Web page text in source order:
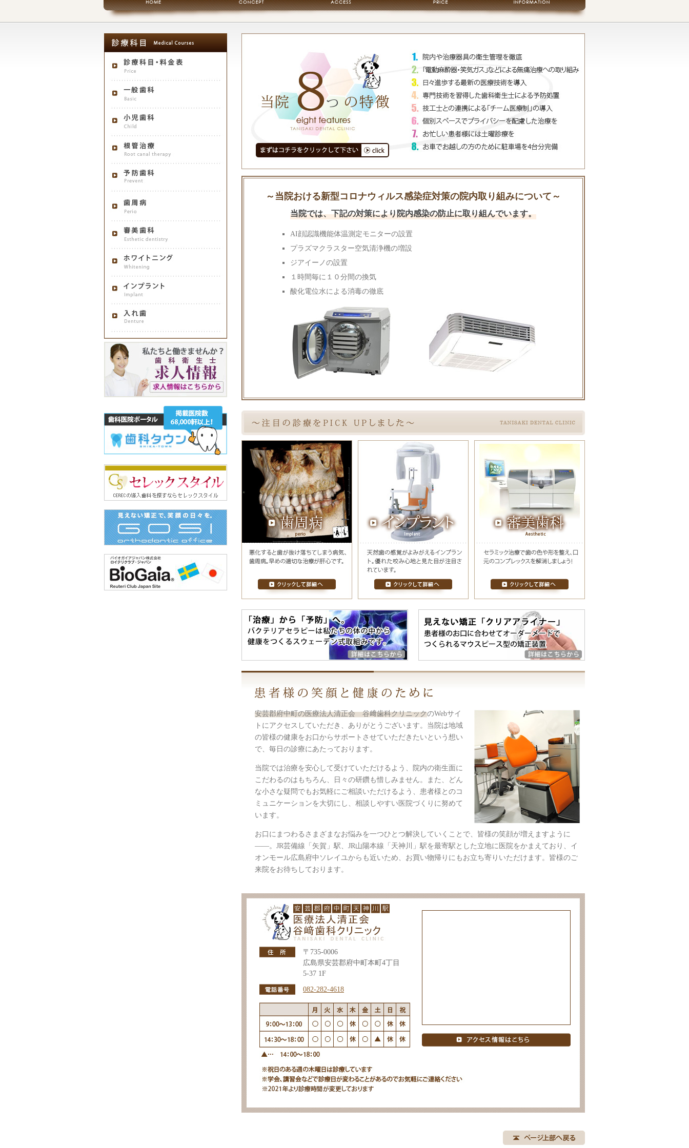
～当院おける新型コロナウィルス感染症対策の院内取り組みについて～
当院では、下記の対策により院内感染の防止に取り組んでいます。
AI顔認識機能体温測定モニターの設置
プラズマクラスター空気清浄機の増設
ジアイーノの設置
１時間毎に１０分間の換気
酸化電位水による消毒の徹底
安芸郡府中町の医療法人清正会 谷﨑歯科クリニックのWebサイ
トにアクセスしていただき、ありがとうございます。当院は地域
の皆様の健康をお口からサポートさせていただきたいという想い
で、毎日の診療にあたっております。
当院では治療を安心して受けていただけるよう、院内の衛生面に
こだわるのはもちろん、日々の研鑽も惜しみません。また、どん
な小さな疑問でもお気軽にご相談いただけるよう、患者様とのコ
ミュニケーションを大切にし、相談しやすい医院づくりに努めて
います。
お口にまつわるさまざまなお悩みを一つひとつ解決していくことで、皆様の笑顔が増えますように
――。JR芸備線「矢賀」駅、JR山陽本線「天神川」駅を最寄駅とした立地に医院をかまえており、イ
オンモール広島府中ソレイユからも近いため、お買い物帰りにもお立ち寄りいただけます。皆様のご
来院をお待ちしております。
〒735-0006
広島県安芸郡府中町本町4丁目
5-37 1F
082-282-4618